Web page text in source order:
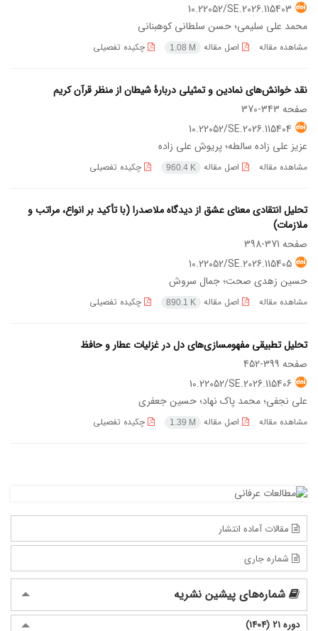
10.22052/SE.2026.115403
محمد علی سلیمی؛ حسن سلطانی کوهبنانی
مشاهده مقاله اصل مقاله 1.08 M چکیده تفصیلی
نقد خوانش‌های نمادین و تمثیلی دربارۀ شیطان از منظر قرآن کریم
صفحه 343-370
10.22052/SE.2026.115404
عزیز علی زاده سالطه؛ پریوش علی زاده
مشاهده مقاله اصل مقاله 960.4 K چکیده تفصیلی
تحلیل انتقادی معنای عشق از دیدگاه ملاصدرا (با تأکید بر انواع، مراتب و
ملازمات)
صفحه 371-398
10.22052/SE.2026.115405
حسین زهدی صحت؛ جمال سروش
مشاهده مقاله اصل مقاله 890.1 K چکیده تفصیلی
تحلیل تطبیقی مفهوم‏سازی‌های دل در غزلیات عطار و حافظ
صفحه 399-452
10.22052/SE.2026.115406
علی نجفی؛ محمد پاک نهاد؛ حسین جعفری
مشاهده مقاله اصل مقاله 1.39 M چکیده تفصیلی
مقالات آماده انتشار
شماره جاری
شماره‌های پیشین نشریه
دوره 21 (1404)